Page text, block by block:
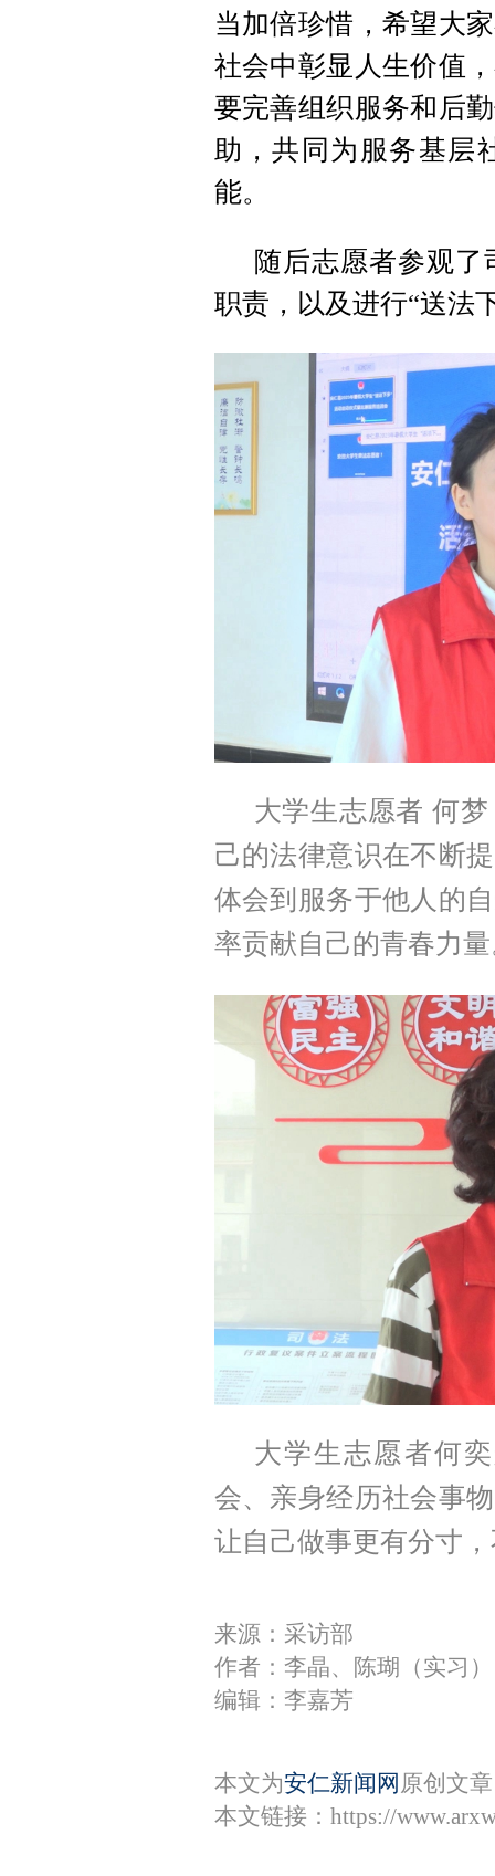
当加倍珍惜，希望大
社会中彰显人生价值
要完善组织服务和后
助，共同为服务基层
能。
随后志愿者参观
职责，以及进行“送法
大学生志愿者 何
己的法律意识在不断
体会到服务于他人的
率贡献自己的青春力
大学生志愿者何
会、亲身经历社会事
让自己做事更有分寸
来源：采访部
作者：李晶、陈瑚（实习）
编辑：李嘉芳
本文为安仁新闻网 原创文
本文链接： https://